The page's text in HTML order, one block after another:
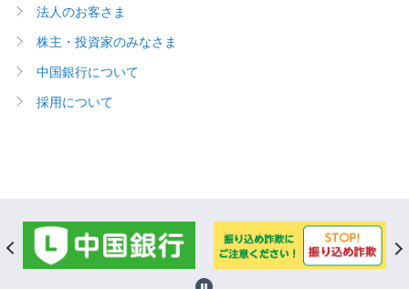
法人のお客さま
株主・投資家のみなさま
中国銀行について
採用について